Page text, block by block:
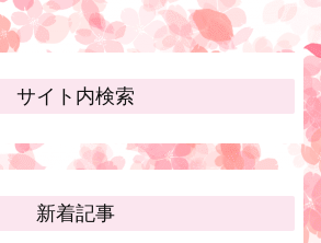
サイト内検索
新着記事